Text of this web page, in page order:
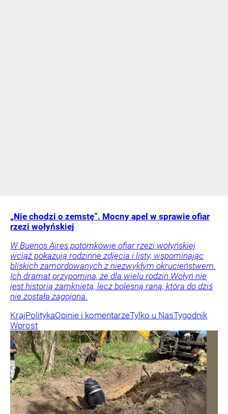
„Nie chodzi o zemstę”. Mocny apel w sprawie ofiar
rzezi wołyńskiej
W Buenos Aires potomkowie ofiar rzezi wołyńskiej
wciąż pokazują rodzinne zdjęcia i listy, wspominając
bliskich zamordowanych z niezwykłym okrucieństwem.
Ich dramat przypomina, że dla wielu rodzin Wołyń nie
jest historią zamkniętą, lecz bolesną raną, która do dziś
nie została zagojona.
KrajPolitykaOpinie i komentarzeTylko u NasTygodnik
Wprost